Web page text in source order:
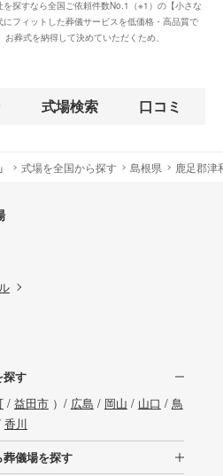
探すなら全国ご依頼件数No.1（※1）の【小さな
フィットした葬儀サービスを低価格・高品質で
葬式を納得して決めていただくため、
式場検索 口コミ
式場を全国から探す 島根県 鹿足郡津
探す
/ 益田市）/ 広島 / 岡山 / 山口 / 鳥
香川
儀場を探す